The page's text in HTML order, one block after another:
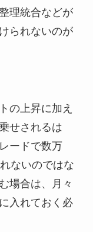
理統合などが
られないのが
の上昇に加え
せされるは
ードで数万
ないのではな
場合は、月々
入れておく必